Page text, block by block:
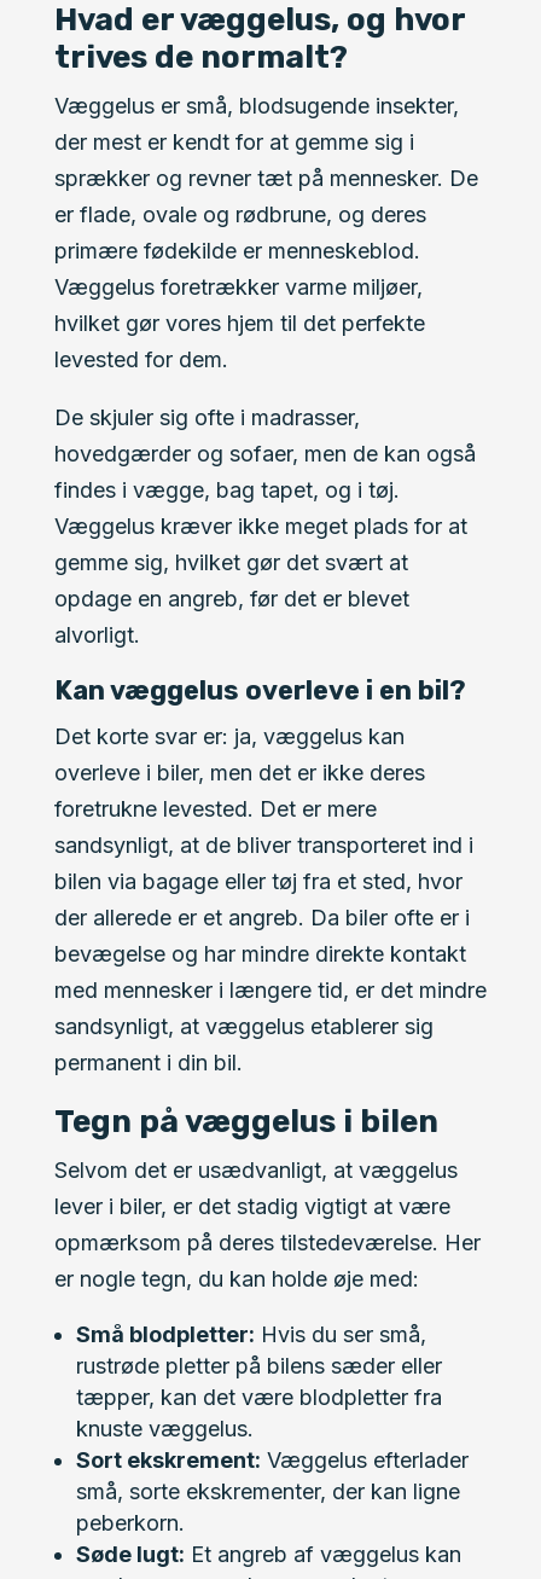
Hvad er væggelus, og hvor
trives de normalt?
Væggelus er små, blodsugende insekter,
der mest er kendt for at gemme sig i
sprækker og revner tæt på mennesker. De
er flade, ovale og rødbrune, og deres
primære fødekilde er menneskeblod.
Væggelus foretrækker varme miljøer,
hvilket gør vores hjem til det perfekte
levested for dem.
De skjuler sig ofte i madrasser,
hovedgærder og sofaer, men de kan også
findes i vægge, bag tapet, og i tøj.
Væggelus kræver ikke meget plads for at
gemme sig, hvilket gør det svært at
opdage en angreb, før det er blevet
alvorligt.
Kan væggelus overleve i en bil?
Det korte svar er: ja, væggelus kan
overleve i biler, men det er ikke deres
foretrukne levested. Det er mere
sandsynligt, at de bliver transporteret ind i
bilen via bagage eller tøj fra et sted, hvor
der allerede er et angreb. Da biler ofte er i
bevægelse og har mindre direkte kontakt
med mennesker i længere tid, er det mindre
sandsynligt, at væggelus etablerer sig
permanent i din bil.
Tegn på væggelus i bilen
Selvom det er usædvanligt, at væggelus
lever i biler, er det stadig vigtigt at være
opmærksom på deres tilstedeværelse. Her
er nogle tegn, du kan holde øje med:
Små blodpletter: Hvis du ser små,
rustrøde pletter på bilens sæder eller
tæpper, kan det være blodpletter fra
knuste væggelus.
Sort ekskrement: Væggelus efterlader
små, sorte ekskrementer, der kan ligne
peberkorn.
Søde lugt: Et angreb af væggelus kan